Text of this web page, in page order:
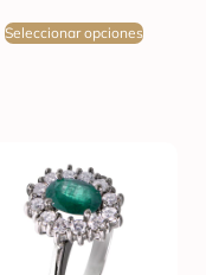
Seleccionar opciones